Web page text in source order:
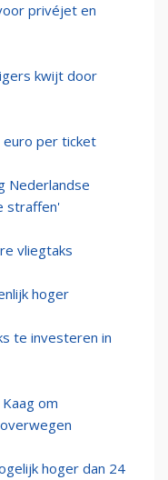
privéjet en
kwijt door
euro per ticket
Nederlandse
straffen'
vliegtaks
hoger
te investeren in
om
hoger dan 24